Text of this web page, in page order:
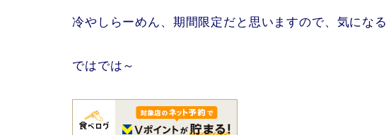
冷やしらーめん、期間限定だと思いますので、気にな
ではでは～